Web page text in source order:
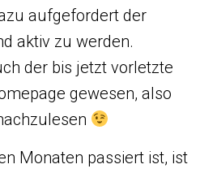
E
aufgefordert der
aktiv zu werden.
der bis jetzt vorletzte
gewesen, also
Monaten passiert ist, ist